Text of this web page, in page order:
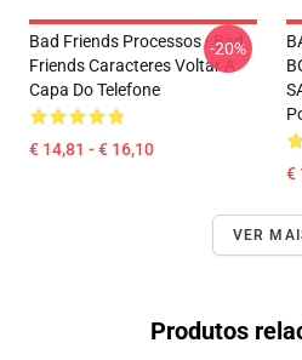
Bad Friends Processos - Bad
Friends Caracteres Voltar A
Capa Do Telefone
€ 14,81 - € 16,10
-20%
€
VER
Produtos